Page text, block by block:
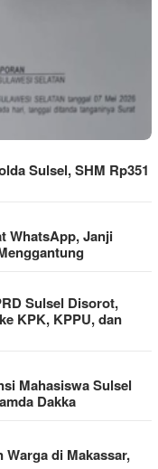
Sulsel, SHM Rp351
WhatsApp, Janji
Sulsel Disorot,
KPK, KPPU, dan
Mahasiswa Sulsel
Dakka
di Makassar,